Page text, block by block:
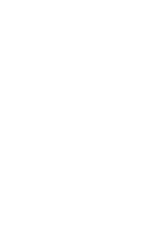
höchste
zentrale
. Reply wird
auf